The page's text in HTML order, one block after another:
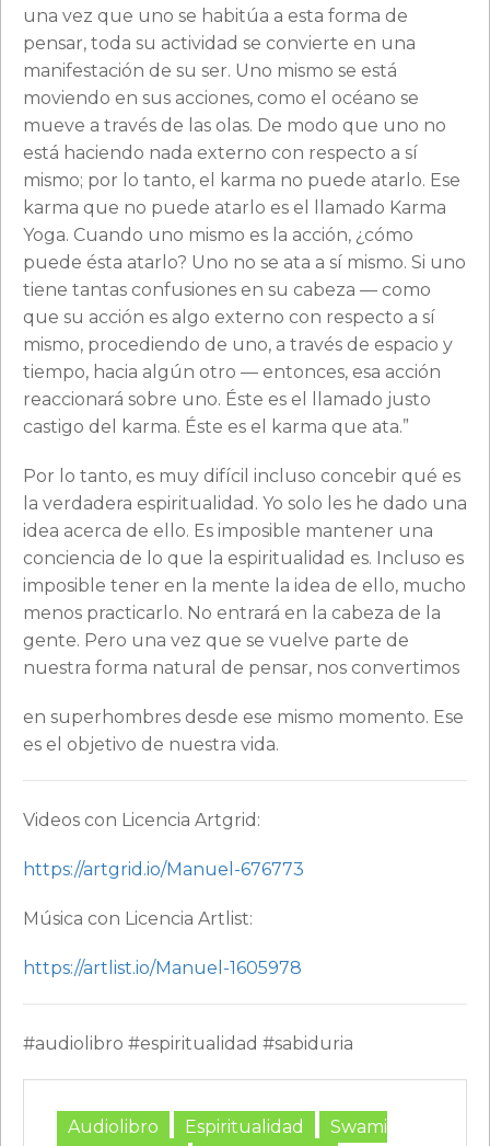
una vez que uno se habitúa a esta forma de
pensar, toda su actividad se convierte en una
manifestación de su ser. Uno mismo se está
moviendo en sus acciones, como el océano se
mueve a través de las olas. De modo que uno no
está haciendo nada externo con respecto a sí
mismo; por lo tanto, el karma no puede atarlo. Ese
karma que no puede atarlo es el llamado Karma
Yoga. Cuando uno mismo es la acción, ¿cómo
puede ésta atarlo? Uno no se ata a sí mismo. Si uno
tiene tantas confusiones en su cabeza — como
que su acción es algo externo con respecto a sí
mismo, procediendo de uno, a través de espacio y
tiempo, hacia algún otro — entonces, esa acción
reaccionará sobre uno. Éste es el llamado justo
castigo del karma. Éste es el karma que ata.”
Por lo tanto, es muy difícil incluso concebir qué es
la verdadera espiritualidad. Yo solo les he dado una
idea acerca de ello. Es imposible mantener una
conciencia de lo que la espiritualidad es. Incluso es
imposible tener en la mente la idea de ello, mucho
menos practicarlo. No entrará en la cabeza de la
gente. Pero una vez que se vuelve parte de
nuestra forma natural de pensar, nos convertimos
en superhombres desde ese mismo momento. Ese
es el objetivo de nuestra vida.
Videos con Licencia Artgrid:
https://artgrid.io/Manuel-676773
Música con Licencia Artlist:
https://artlist.io/Manuel-1605978
#audiolibro #espiritualidad #sabiduria
Audiolibro Espiritualidad
Swami